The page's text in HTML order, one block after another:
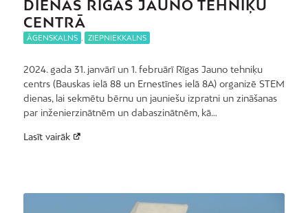
DIENAS RĪGAS JAUNO TEHNIĶU
CENTRĀ
ĀGENSKALNS ZIEPNIEKKALNS
2024. gada 31. janvārī un 1. februārī Rīgas Jauno tehniķu
centrs (Bauskas ielā 88 un Ernestīnes ielā 8A) organizē STEM
dienas, lai sekmētu bērnu un jauniešu izpratni un zināšanas
par inženierzinātnēm un dabaszinātnēm, kā…
Lasīt vairāk